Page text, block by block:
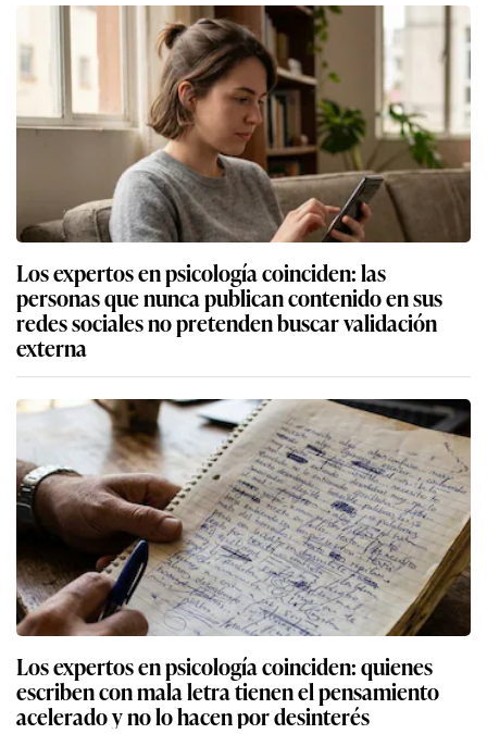
Los expertos en psicología coinciden: las
personas que nunca publican contenido en sus
redes sociales no pretenden buscar validación
externa
Los expertos en psicología coinciden: quienes
escriben con mala letra tienen el pensamiento
acelerado y no lo hacen por desinterés